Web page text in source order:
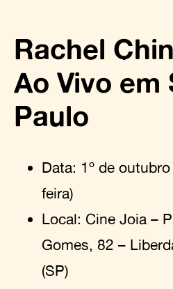
Rachel
Ao Vivo em
Paulo
Data: 1º de
feira)
Local: Cine Joia –
Gomes, 82 –
(SP)